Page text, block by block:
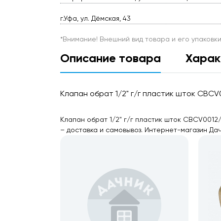
г.Уфа, ул. Дёмская, 43
*Внимание! Внешний вид товара и его
Описание товара
Клапан обрат 1/2" г/г пластик шток
Клапан обрат 1/2" г/г пластик шток
– доставка и самовывоз. Интернет-магазин